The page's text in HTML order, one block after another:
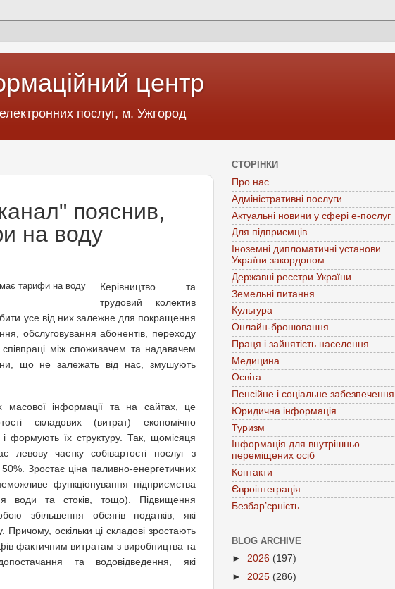
центр
послуг, м. Ужгород
пояснив,
на воду
Керівництво та
трудовий колектив
усе від них залежне для покращення
обслуговування абонентів, переходу
між споживачем та надавачем
що не залежать від нас, змушують
масової інформації та на сайтах, це
складових (витрат) економічно
і формують їх структуру. Так, щомісяця
левову частку собівартості послуг з
Зростає ціна паливно-енергетичних
функціонування підприємства
води та стоків, тощо). Підвищення
збільшення обсягів податків, які
оскільки ці складові зростають
фактичним витратам з виробництва та
та водовідведення, які
СТОРІНКИ
Про нас
Адміністративні послуги
Актуальні новини у сфері е-послуг
Для підприємців
Іноземні дипломатичні установи
України закордоном
Державні реєстри України
Земельні питання
Культура
Онлайн-бронювання
Праця і зайнятість населення
Медицина
Освіта
Пенсійне і соціальне забезпечення
Юридична інформація
Туризм
Інформація для внутрішньо
переміщених осіб
Контакти
Євроінтеграція
Безбар’єрність
BLOG ARCHIVE
► 2026 (197)
► 2025 (286)